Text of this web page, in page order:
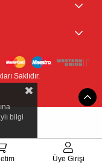
Saklıdır.
bilgi
Üye Girişi